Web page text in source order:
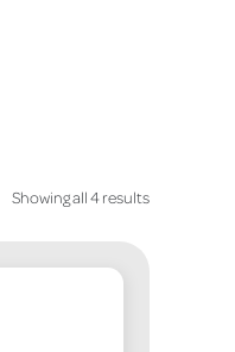
Showing all 4 results